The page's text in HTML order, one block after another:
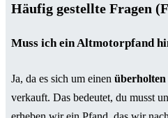
Häufig gestellte Fragen
Muss ich ein Altmotorpfand
Ja, da es sich um einen
verkauft. Das bedeutet, du musst